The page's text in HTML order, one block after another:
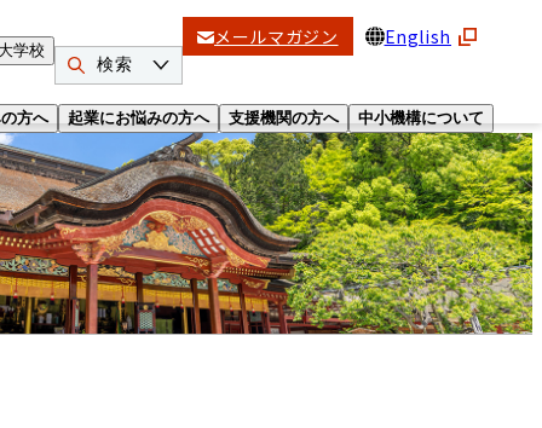
方へ 起業にお悩みの方へ 支援機関の方へ 中小機構について
学校
検索
メールマガジン English